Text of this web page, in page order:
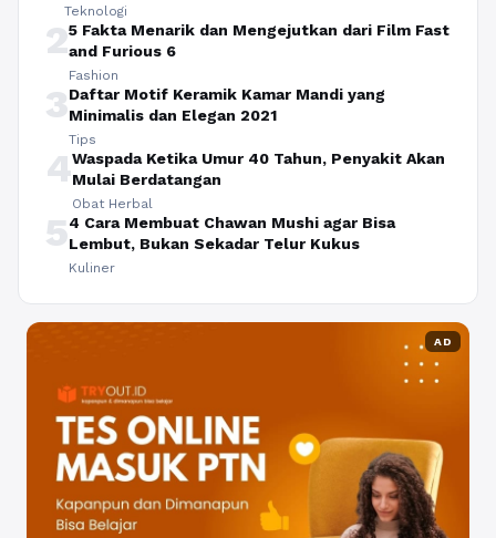
Teknologi
25 Fakta Menarik dan Mengejutkan dari Film Fast
and Furious 6
Fashion
3Daftar Motif Keramik Kamar Mandi yang
Minimalis dan Elegan 2021
Tips
4Waspada Ketika Umur 40 Tahun, Penyakit Akan
Mulai Berdatangan
Obat Herbal
54 Cara Membuat Chawan Mushi agar Bisa
Lembut, Bukan Sekadar Telur Kukus
Kuliner
AD